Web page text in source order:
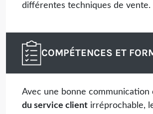
différentes techniques de vente.
COMPÉTENCES ET
Avec une bonne communication
du service client irréprochable,